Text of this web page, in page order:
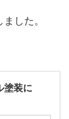
した。
塗装に